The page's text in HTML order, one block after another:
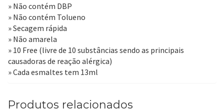
» Não contém DBP
» Não contém Tolueno
» Secagem rápida
» Não amarela
» 10 Free (livre de 10 substâncias sendo as principais
causadoras de reação alérgica)
» Cada esmaltes tem 13ml
Produtos relacionados